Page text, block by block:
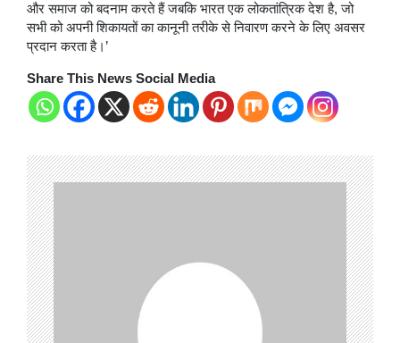
और समाज को बदनाम करते हैं जबकि भारत एक लोकतांत्रिक देश है, जो
सभी को अपनी शिकायतों का कानूनी तरीके से निवारण करने के लिए अवसर
प्रदान करता है।’
Share This News Social Media